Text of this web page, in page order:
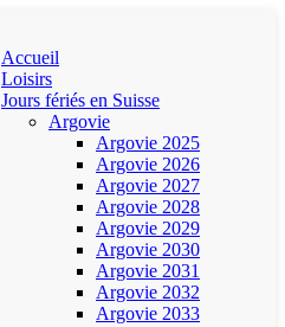
Accueil
Loisirs
Jours fériés en Suisse
Argovie
Argovie 2025
Argovie 2026
Argovie 2027
Argovie 2028
Argovie 2029
Argovie 2030
Argovie 2031
Argovie 2032
Argovie 2033